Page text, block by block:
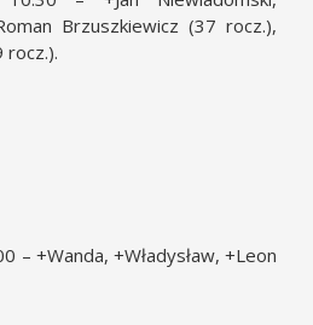
Brzuszkiewicz (37 rocz.),
rocz.).
– +Wanda, +Władysław, +Leon